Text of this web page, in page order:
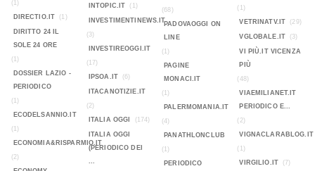
(1)
DIRECTIO.IT
(1)
DIRITTO 24 IL
SOLE 24 ORE
(1)
DOSSIER LAZIO -
PERIODICO
(1)
ECODELSANNIO.IT
(1)
ECONOMIA&RISPARMIO.IT
(2)
INTOPIC.IT (1)
INVESTIMENTINEWS.IT
(3)
INVESTIREOGGI.IT
(17)
IPSOA.IT
(6)
ITACANOTIZIE.IT
(2)
ITALIA OGGI
(174)
ITALIA OGGI
(PERIODICO DEI
...
(68)
PADOVAOGGI ON
LINE
(1)
PAGINE
MONACI.IT
(1)
PALERMOMANIA.IT
(4)
PANATHLONCLUB
(1)
PERIODICO
(1)
VETRINATV.IT
(29)
VGLOBALE.IT (3)
VI PIÙ.IT VICENZA
PIÙ
(48)
VIAEMILIANET.IT
PERIODICO E...
(2)
VIGNACLARABLOG.IT
(1)
VIRGILIO.IT
(7)